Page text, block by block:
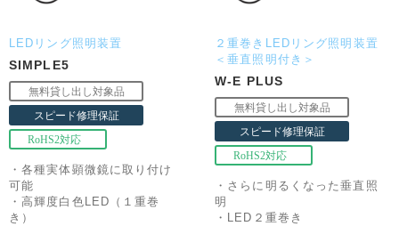
LEDリング照明装置
SIMPLE5
・各種実体顕微鏡に取り付け
可能
・高輝度白色LED（１重巻
き）
２重巻きLEDリング照明装置
＜垂直照明付き＞
W-E PLUS
・さらに明るくなった垂直照
明
・LED２重巻き